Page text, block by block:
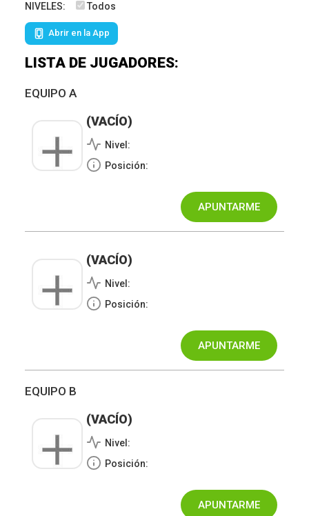
NIVELES:
Todos
Abrir en la App
LISTA DE JUGADORES:
EQUIPO A
(VACÍO)
Nivel:
Posición:
(VACÍO)
Nivel:
Posición:
EQUIPO B
(VACÍO)
Nivel:
Posición: